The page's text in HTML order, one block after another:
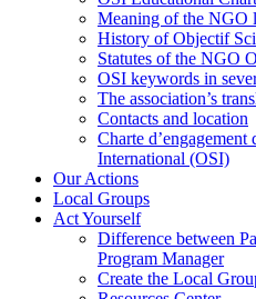
Meaning of the NGO
History of Objectif
Statutes of the NGO
OSI keywords in
The association’s
Contacts and location
Charte
International (OSI)
Our Actions
Local Groups
Act Yourself
Difference between
Program Manager
Create the Local